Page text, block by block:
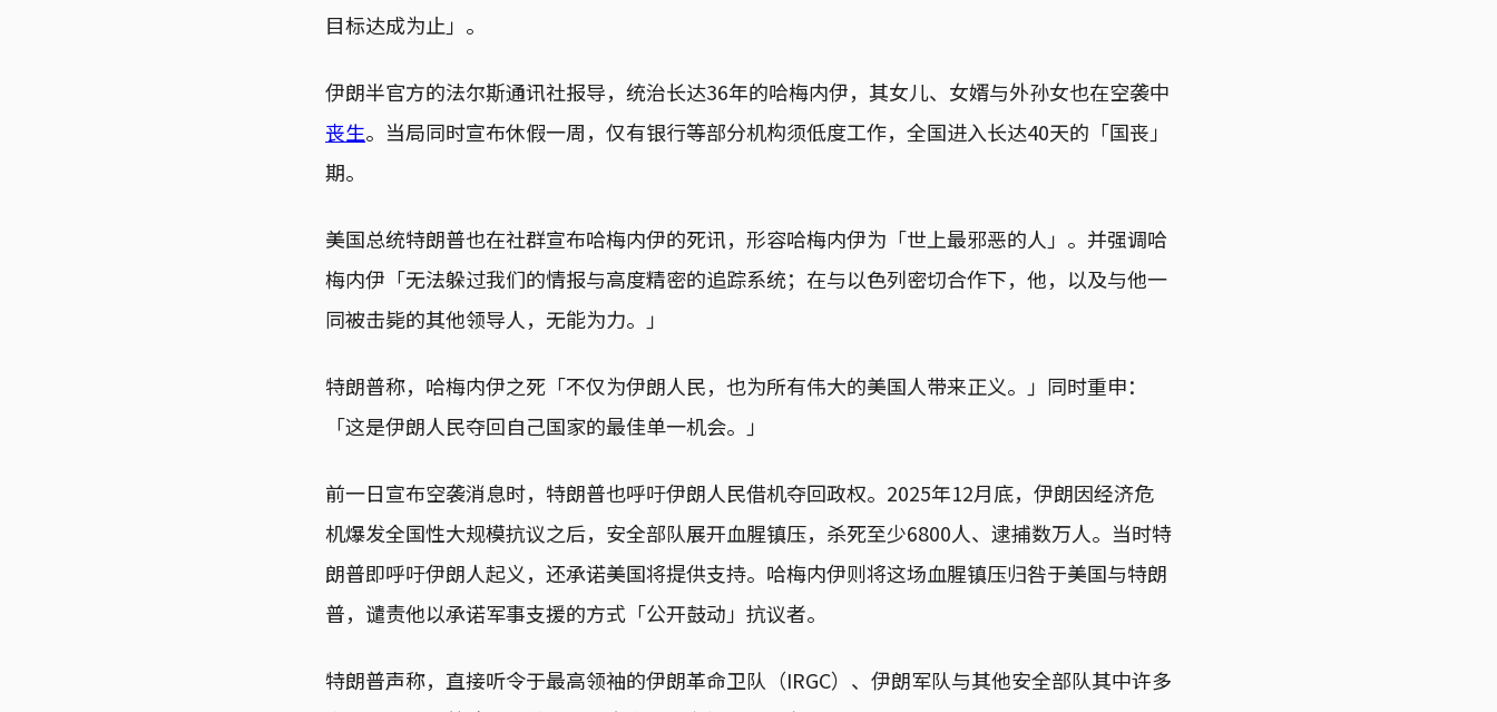
目标达成为止」。
伊朗半官方的法尔斯通讯社报导，统治长达36年的哈梅内伊，其女儿、女婿与外孙女也在空袭中
丧生。当局同时宣布休假一周，仅有银行等部分机构须低度工作，全国进入长达40天的「国丧」
期。
美国总统特朗普也在社群宣布哈梅内伊的死讯，形容哈梅内伊为「世上最邪恶的人」。并强调哈
梅内伊「无法躲过我们的情报与高度精密的追踪系统；在与以色列密切合作下，他，以及与他一
同被击毙的其他领导人，无能为力。」
特朗普称，哈梅内伊之死「不仅为伊朗人民，也为所有伟大的美国人带来正义。」同时重申：
「这是伊朗人民夺回自己国家的最佳单一机会。」
前一日宣布空袭消息时，特朗普也呼吁伊朗人民借机夺回政权。2025年12月底，伊朗因经济危
机爆发全国性大规模抗议之后，安全部队展开血腥镇压，杀死至少6800人、逮捕数万人。当时特
朗普即呼吁伊朗人起义，还承诺美国将提供支持。哈梅内伊则将这场血腥镇压归咎于美国与特朗
普，谴责他以承诺军事支援的方式「公开鼓动」抗议者。
特朗普声称，直接听令于最高领袖的伊朗革命卫队（IRGC）、伊朗军队与其他安全部队其中许多